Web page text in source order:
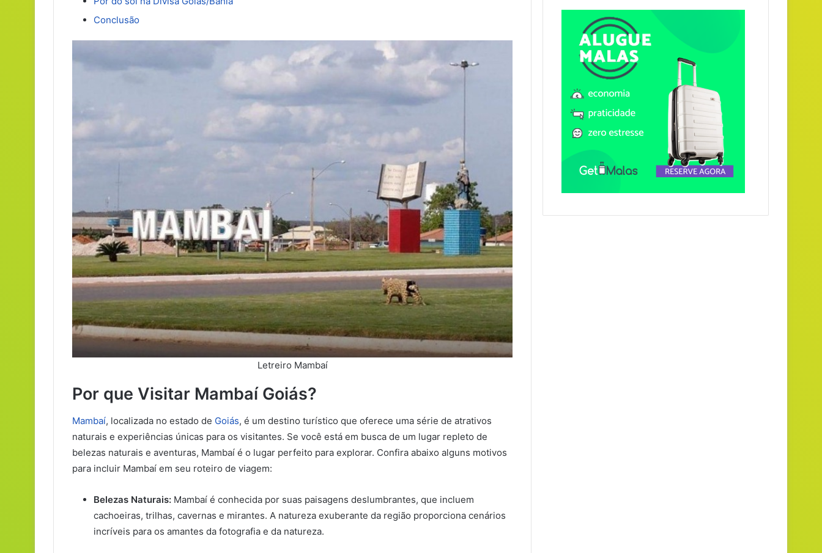
Conclusão
Letreiro Mambaí
Por que Visitar Mambaí Goiás?
Mambaí, localizada no estado de Goiás, é um destino turístico que oferece uma série de atrativos
naturais e experiências únicas para os visitantes. Se você está em busca de um lugar repleto de
belezas naturais e aventuras, Mambaí é o lugar perfeito para explorar. Confira abaixo alguns motivos
para incluir Mambaí em seu roteiro de viagem:
Belezas Naturais: Mambaí é conhecida por suas paisagens deslumbrantes, que incluem
cachoeiras, trilhas, cavernas e mirantes. A natureza exuberante da região proporciona cenários
incríveis para os amantes da fotografia e da natureza.